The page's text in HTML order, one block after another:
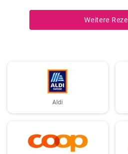
zubereitet. Die Grütze (aus Getreide)
Weitere
Aldi